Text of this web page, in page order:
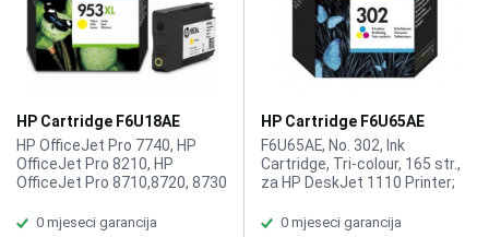
HP Cartridge F6U18AE
953XL Yellow
HP OfficeJet Pro 7740, HP
OfficeJet Pro 8210, HP
OfficeJet Pro 8710,8720, 8730
0 mjeseci garancija
HP Cartridge F6U65AE
No.302 Color
F6U65AE, No. 302, Ink
Cartridge, Tri-colour, 165 str.,
za HP DeskJet 1110 Printer;
DeskJet 3630 All-in-One
0 mjeseci garancija